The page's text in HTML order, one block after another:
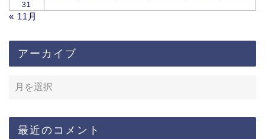
31
« 11月
アーカイブ
最近のコメント